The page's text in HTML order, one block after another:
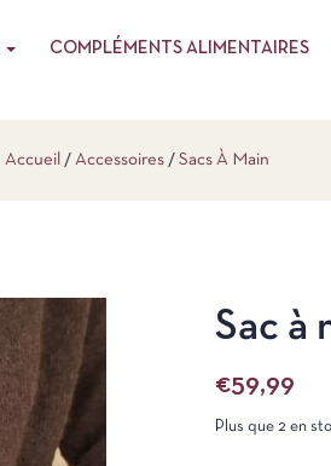
COMPLÉMENTS ALIMENTAIRES
Accueil Accessoires Sacs À Main
Sac à
€59,99
Plus que 2 en